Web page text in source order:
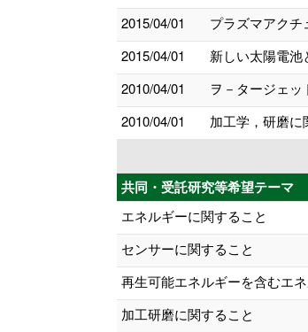
2015/04/01
プラズマアク
2015/04/01
新しい太陽電
2010/04/01
ヲ－タージェ
2010/04/01
加工学，研磨に
共同・受託研究等希望テーマ
エネルギーに関すること
センサーに関すること
再生可能エネルギーを含むエ
加工研磨に関すること